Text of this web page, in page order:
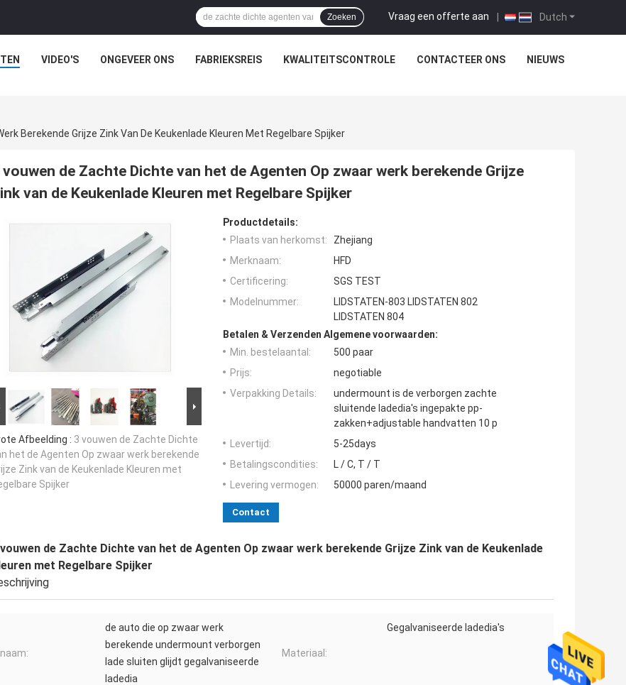
Dutch
Vraag een offerte aan |
Zoeken
VIDEO'S ONGEVEER ONS FABRIEKSREIS KWALITEITSCONTROLE CONTACTEER ONS NIEUWS
Berekende Grijze Zink Van De Keukenlade Kleuren Met Regelbare Spijker
vouwen de Zachte Dichte van het de Agenten Op zwaar werk berekende Grijze
van de Keukenlade Kleuren met Regelbare Spijker
Afbeelding : 3 vouwen de Zachte Dichte
het de Agenten Op zwaar werk berekende
Zink van de Keukenlade Kleuren met
Spijker
Productdetails:
Plaats van herkomst:
Zhejiang
Merknaam:
HFD
Certificering:
SGS TEST
Modelnummer:
LIDSTATEN-803 LIDSTATEN 802
LIDSTATEN 804
Betalen & Verzenden Algemene voorwaarden:
Min. bestelaantal:
500 paar
Prijs:
negotiable
Verpakking Details:
undermount is de verborgen zachte
sluitende ladedia's ingepakte pp-
zakken+adjustable handvatten 10 p
Levertijd:
5-25days
Betalingscondities:
L / C, T / T
Levering vermogen:
50000 paren/maand
Contact
de Zachte Dichte van het de Agenten Op zwaar werk berekende Grijze Zink van de Keukenlade
met Regelbare Spijker
naam:
de auto die op zwaar werk
berekende undermount verborgen
lade sluiten glijdt gegalvaniseerde
ladedia
Materiaal:
Gegalvaniseerde ladedia's